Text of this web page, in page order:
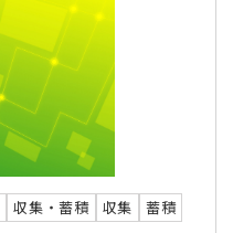
収集・蓄積 収集
蓄積